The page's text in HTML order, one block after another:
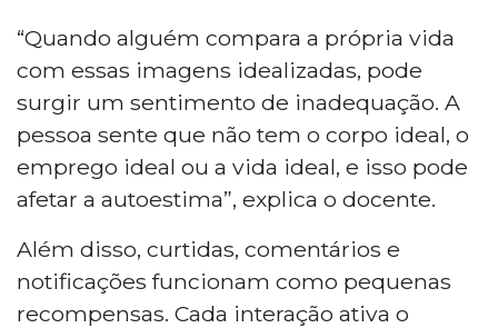
“Quando alguém compara a própria vida
com essas imagens idealizadas, pode
surgir um sentimento de inadequação. A
pessoa sente que não tem o corpo ideal, o
emprego ideal ou a vida ideal, e isso pode
afetar a autoestima”, explica o docente.
Além disso, curtidas, comentários e
notificações funcionam como pequenas
recompensas. Cada interação ativa o